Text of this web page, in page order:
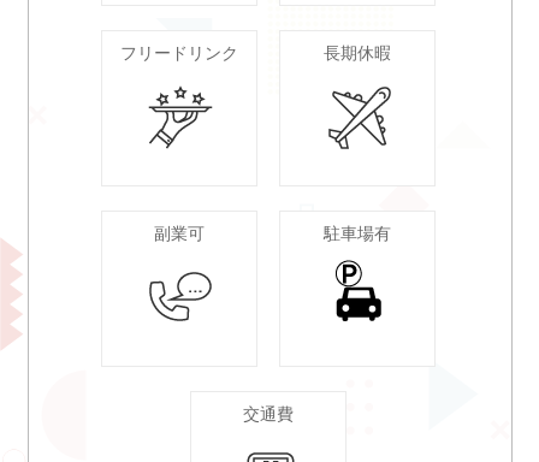
フリードリンク 長期休暇
副業可 駐車場有
交通費